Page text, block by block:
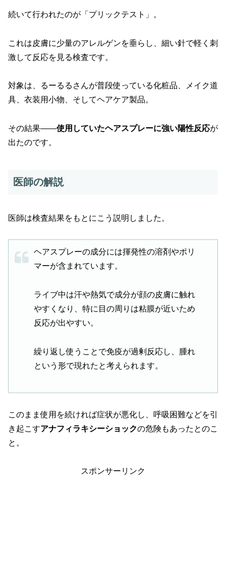
続いて行われたのが「プリックテスト」。
これは皮膚に少量のアレルゲンを垂らし、細い針で軽く刺
激して反応を見る検査です。
対象は、るーるるさんが普段使っている化粧品、メイク道
具、衣装用小物、そしてヘアケア製品。
その結果――使用していたヘアスプレーに強い陽性反応が
出たのです。
医師の解説
医師は検査結果をもとにこう説明しました。
ヘアスプレーの成分には揮発性の溶剤やポリ
マーが含まれています。
ライブ中は汗や熱気で成分が顔の皮膚に触れ
やすくなり、特に目の周りは粘膜が近いため
反応が出やすい。
繰り返し使うことで免疫が過剰反応し、腫れ
という形で現れたと考えられます。
このまま使用を続ければ症状が悪化し、呼吸困難などを引
き起こすアナフィラキシーショックの危険もあったとのこ
と。
スポンサーリンク